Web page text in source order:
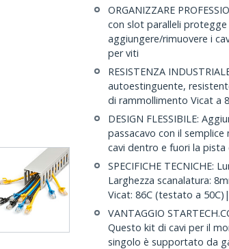
ORGANIZZARE
con slot paralleli
aggiungere/rimuovere i
per viti
RESISTENZA
autoestinguente,
di rammollimento Vicat a
DESIGN FLESSIBILE:
passacavo con il
cavi dentro e fuori la
SPECIFICHE TECNICHE:
Larghezza scanalatura:
Vicat: 86C (testato a
VANTAGGIO
Questo kit di cavi per il
singolo è supportato da